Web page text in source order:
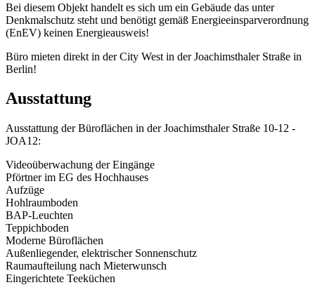
Bei diesem Objekt handelt es sich um ein Gebäude das unter
Denkmalschutz steht und benötigt gemäß Energieeinsparverordnung
(EnEV) keinen Energieausweis!
Büro mieten direkt in der City West in der Joachimsthaler Straße in
Berlin!
Ausstattung
Ausstattung der Büroflächen in der Joachimsthaler Straße 10-12 -
JOA12:
Videoüberwachung der Eingänge
Pförtner im EG des Hochhauses
Aufzüge
Hohlraumboden
BAP-Leuchten
Teppichboden
Moderne Büroflächen
Außenliegender, elektrischer Sonnenschutz
Raumaufteilung nach Mieterwunsch
Eingerichtete Teeküchen